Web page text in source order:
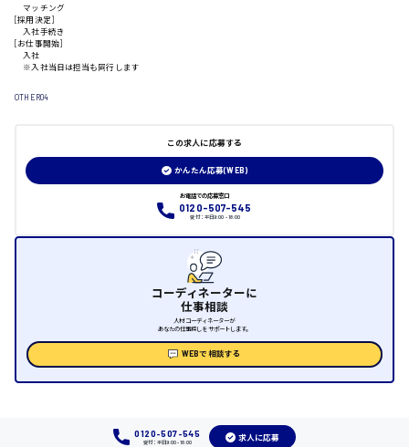
大竹市
日給制すべて
時給1000円～
マッチング
[採用決定]
入社手続き
[お仕事開始]
入社
※入社当日は担当も同行します
OTHER04
この求人に応募する
かんたん応募(WEB)
お電話での応募窓口
0120-507-545
受付：平日9:00 - 18:00
コーディネーターに
仕事相談
人材コーディネーターが
あなたの仕事探しをサポートします。
WEBで相談する
0120-507-545
受付：平日9:00 - 18:00
求人に応募